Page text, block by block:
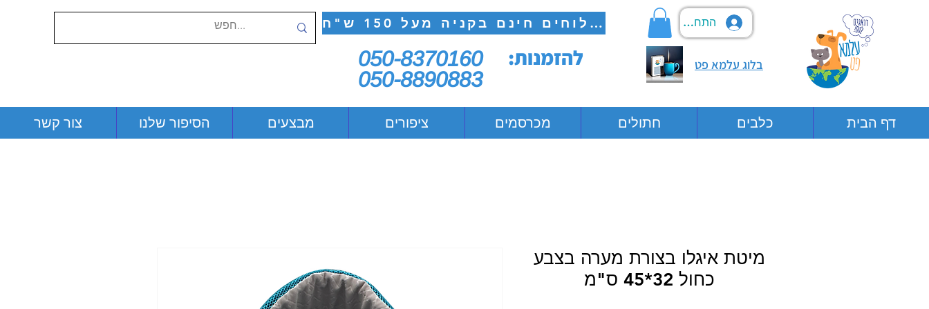
משלוחים חינם בקניה מעל 150 ש"ח
050-8370160
050-8890883
להזמנות:
התחבר
בלוג עלמא פט
צור קשר הסיפור שלנו מבצעים ציפורים מכרסמים חתולים כלבים דף הבית
מיטת איגלו בצורת מערה בצבע
כחול 32*45 ס"מ